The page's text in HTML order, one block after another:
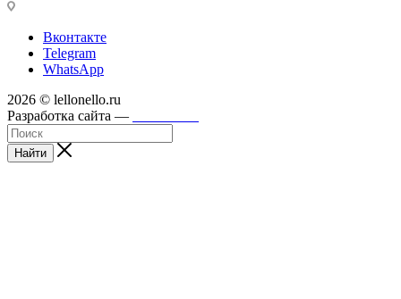
Вконтакте
Telegram
WhatsApp
2026 © lellonello.ru
Разработка сайта —
Найти